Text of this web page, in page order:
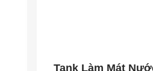
Tank Làm Mát